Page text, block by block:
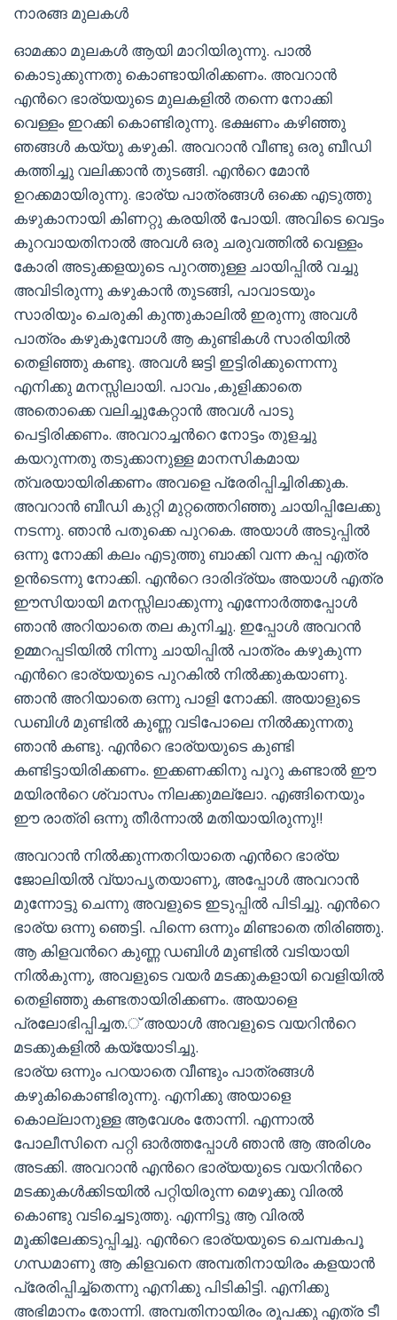
നാരങ്ങ മുലകള്‍
ഓമക്കാ മുലകള്‍ ആയി മാറിയിരുന്നു. പാല്‍
കൊടുക്കുന്നതു കൊണ്ടായിരിക്കണം. അവറാന്‍
എന്‍റെ ഭാര്യയുടെ മുലകളില്‍ തന്നെ നോക്കി
വെള്ളം ഇറക്കി കൊണ്ടിരുന്നു. ഭക്ഷണം കഴിഞ്ഞു
ഞങ്ങള്‍ കയ്യു കഴുകി. അവറാന്‍ വീണ്ടു ഒരു ബീഡി
കത്തിച്ചു വലിക്കാന്‍ തുടങ്ങി. എന്‍റെ മോന്‍
ഉറക്കമായിരുന്നു. ഭാര്യ പാത്രങ്ങള്‍ ഒക്കെ എടുത്തു
കഴുകാനായി കിണറ്റു കരയില്‍ പോയി. അവിടെ വെട്ടം
കുറവായതിനാല്‍ അവള്‍ ഒരു ചരുവത്തില്‍ വെള്ളം
കോരി അടുക്കളയുടെ പുറത്തുള്ള ചായിപ്പില്‍ വച്ചു
അവിടിരുന്നു കഴുകാന്‍ തുടങ്ങി, പാവാടയും
സാരിയും ചെരുകി കുന്തുകാലില്‍ ഇരുന്നു അവള്‍
പാത്രം കഴുകുമ്പോള്‍ ആ കുണ്ടികള്‍ സാരിയില്‍
തെളിഞ്ഞു കണ്ടു. അവള്‍ ജട്ടി ഇട്ടിരിക്കുന്നെന്നു
എനിക്കു മനസ്സിലായി. പാവം ,കുളിക്കാതെ
അതൊക്കെ വലിച്ചുകേറ്റാന്‍ അവള്‍ പാടു
പെട്ടിരിക്കണം. അവറാച്ചന്‍റെ നോട്ടം തുളച്ചു
കയറുന്നതു തടുക്കാനുള്ള മാനസികമായ
ത്വരയായിരിക്കണം അവളെ പ്രേരിപ്പിച്ചിരിക്കുക.
അവറാന്‍ ബീഡി കുറ്റി മുറ്റത്തെറിഞ്ഞു ചായിപ്പിലേക്കു
നടന്നു. ഞാന്‍ പതുക്കെ പുറകെ. അയാള്‍ അടുപ്പില്‍
ഒന്നു നോക്കി കലം എടുത്തു ബാക്കി വന്ന കപ്പ എത്ര
ഉന്‍ടെന്നു നോക്കി. എന്‍റെ ദാരിദ്ര്യം അയാള്‍ എത്ര
ഈസിയായി മനസ്സിലാക്കുന്നു എന്നോര്‍ത്തപ്പോള്‍
ഞാന്‍ അറിയാതെ തല കുനിച്ചു. ഇപ്പോള്‍ അവറന്‍
ഉമ്മറപ്പടിയില്‍ നിന്നു ചായിപ്പില്‍ പാത്രം കഴുകുന്ന
എന്‍റെ ഭാര്യയുടെ പുറകില്‍ നില്‍ക്കുകയാണു.
ഞാന്‍ അറിയാതെ ഒന്നു പാളി നോക്കി. അയാളുടെ
ഡബിള്‍ മുണ്ടില്‍ കുണ്ണ വടിപോലെ നില്‍ക്കുന്നതു
ഞാന്‍ കണ്ടു. എന്‍റെ ഭാര്യയുടെ കുണ്ടി
കണ്ടിട്ടായിരിക്കണം. ഇക്കണക്കിനു പൂറു കണ്ടാല്‍ ഈ
മയിരന്‍റെ ശ്വാസം നിലക്കുമല്ലോ. എങ്ങിനെയും
ഈ രാത്രി ഒന്നു തീര്‍ന്നാല്‍ മതിയായിരുന്നു!!
അവറാന്‍ നില്‍ക്കുന്നതറിയാതെ എന്‍റെ ഭാര്യ
ജോലിയില്‍ വ്യാപൃതയാണു, അപ്പോള്‍ അവറാന്‍
മുന്നോട്ടു ചെന്നു അവളുടെ ഇടുപ്പില്‍ പിടിച്ചു. എന്‍റെ
ഭാര്യ ഒന്നു ഞെട്ടി. പിന്നെ ഒന്നും മിണ്ടാതെ തിരിഞ്ഞു.
ആ കിളവന്‍റെ കുണ്ണ ഡബിള്‍ മുണ്ടില്‍ വടിയായി
നില്‍കുന്നു, അവളുടെ വയര്‍ മടക്കുകളായി വെളിയില്‍
തെളിഞ്ഞു കണ്ടതായിരിക്കണം. അയാളെ
പ്രലോഭിപ്പിച്ചത.് അയാള്‍ അവളുടെ വയറിന്‍റെ
മടക്കുകളില്‍ കയ്യോടിച്ചു.
ഭാര്യ ഒന്നും പറയാതെ വീണ്ടും പാത്രങ്ങള്‍
കഴുകികൊണ്ടിരുന്നു. എനിക്കു അയാളെ
കൊല്ലാനുള്ള ആവേശം തോന്നി. എന്നാല്‍
പോലീസിനെ പറ്റി ഓര്‍ത്തപ്പോള്‍ ഞാന്‍ ആ അരിശം
അടക്കി. അവറാന്‍ എന്‍റെ ഭാര്യയുടെ വയറിന്‍റെ
മടക്കുകള്‍ക്കിടയില്‍ പറ്റിയിരുന്ന മെഴുക്കു വിരല്‍
കൊണ്ടു വടിച്ചെടുത്തു. എന്നിട്ടു ആ വിരല്‍
മൂക്കിലേക്കടുപ്പിച്ചു. എന്‍റെ ഭാര്യയുടെ ചെമ്പകപൂ
ഗന്ധമാണു ആ കിളവനെ അമ്പതിനായിരം കളയാന്‍
പ്രേരിപ്പിച്ച്തെന്നു എനിക്കു പിടികിട്ടി. എനിക്കു
അഭിമാനം തോന്നി. അമ്പതിനായിരം രൂപക്കു എത്ര ടീ